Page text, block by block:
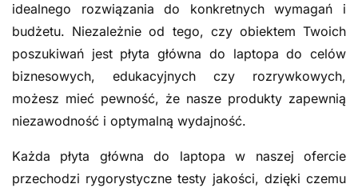
idealnego rozwiązania do konkretnych wymagań i
budżetu. Niezależnie od tego, czy obiektem Twoich
poszukiwań jest płyta główna do laptopa do celów
biznesowych, edukacyjnych czy rozrywkowych,
możesz mieć pewność, że nasze produkty zapewnią
niezawodność i optymalną wydajność.
Każda płyta główna do laptopa w naszej ofercie
przechodzi rygorystyczne testy jakości, dzięki czemu